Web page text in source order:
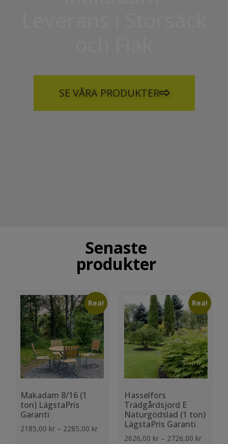
SE VÅRA PRODUKTER
Senaste
produkter
Rea!
Makadam 8/16 (1
ton) LägstaPris
Garanti
2185,00 kr – 2285,00 kr
Rea!
Hasselfors
Trädgårdsjord E
Naturgödslad (1 ton)
LägstaPris Garanti
2626,00 kr – 2726,00 kr